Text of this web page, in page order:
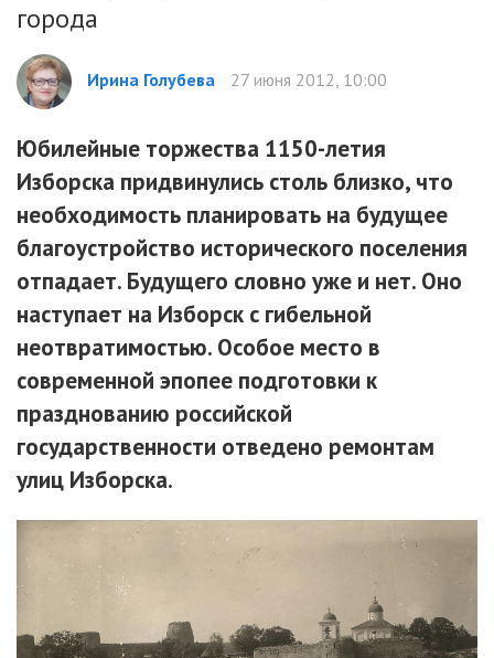
города
Ирина Голубева 27 июня 2012, 10:00
Юбилейные торжества 1150-летия
Изборска придвинулись столь близко, что
необходимость планировать на будущее
благоустройство исторического поселения
отпадает. Будущего словно уже и нет. Оно
наступает на Изборск с гибельной
неотвратимостью. Особое место в
современной эпопее подготовки к
празднованию российской
государственности отведено ремонтам
улиц Изборска.